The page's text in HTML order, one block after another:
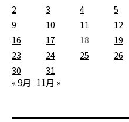
2
3 4 5
9
10 11 12
16
17 18 19
23
24 25 26
30
31
« 9月 11月 »